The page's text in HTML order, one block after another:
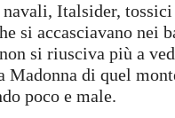
Italsider,
si accasciavano nei
si riusciva più a
di quel
poco e male.